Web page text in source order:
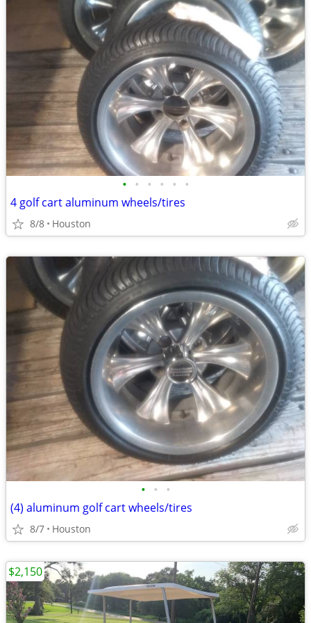
• • • • • •
4 golf cart aluminum wheels/tires
8/8 Houston
• • •
(4) aluminum golf cart wheels/tires
8/7 Houston
$2,150